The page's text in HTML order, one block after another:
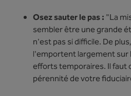
Osez sauter le pas : "La
sembler être une grande
n'est pas si difficile. De
l'emportent largement sur
efforts temporaires. Il faut
pérennité de votre